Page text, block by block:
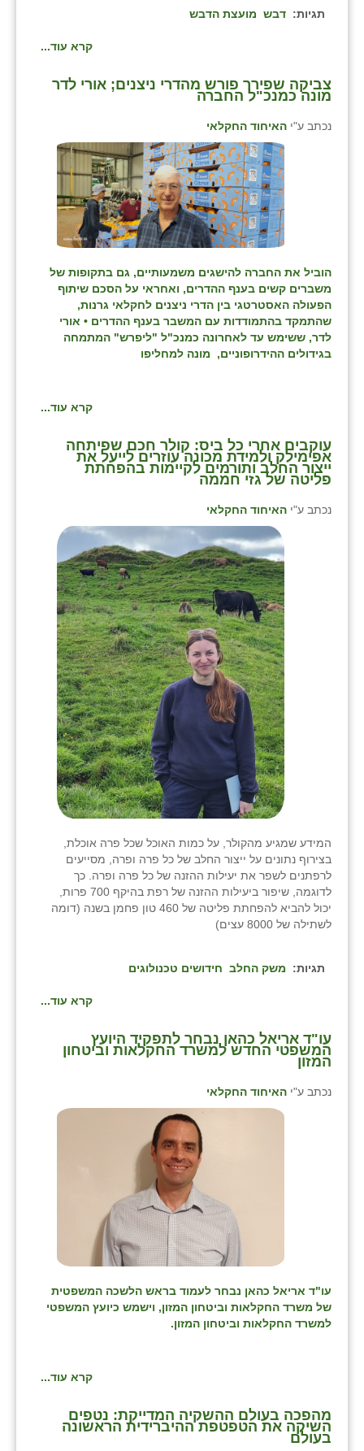
תגיות: דבש מועצת הדבש
קרא עוד...
צביקה שפירר פורש מהדרי ניצנים; אורי לדר
מונה כמנכ"ל החברה
נכתב ע"י האיחוד החקלאי
הוביל את החברה להישגים משמעותיים, גם בתקופות של
משברים קשים בענף ההדרים, ואחראי על הסכם שיתוף
הפעולה האסטרטגי בין הדרי ניצנים לחקלאי גרנות,
שהתמקד בהתמודדות עם המשבר בענף ההדרים • אורי
לדר, ששימש עד לאחרונה כמנכ"ל "ליפרש" המתמחה
בגידולים ההידרופוניים, מונה למחליפו
קרא עוד...
⁨עוקבים אחרי כל ביס: קולר חכם שפיתחה
אפימילק ולמידת מכונה עוזרים לייעל את
ייצור החלב ותורמים לקיימות בהפחתת
פליטה של גזי חממה
נכתב ע"י האיחוד החקלאי
המידע שמגיע מהקולר, על כמות האוכל שכל פרה אוכלת,
בצירוף נתונים על ייצור החלב של כל פרה ופרה, מסייעים
לרפתנים לשפר את יעילות ההזנה של כל פרה ופרה. כך
לדוגמה, שיפור ביעילות ההזנה של רפת בהיקף 700 פרות,
יכול להביא להפחתת פליטה של 460 טון פחמן בשנה (דומה
לשתילה של 8000 עצים)
תגיות: משק החלב חידושים טכנולוגים
קרא עוד...
עו"ד אריאל כהאן נבחר לתפקיד היועץ
המשפטי החדש למשרד החקלאות וביטחון
המזון
נכתב ע"י האיחוד החקלאי
עו"ד אריאל כהאן נבחר לעמוד בראש הלשכה המשפטית
של משרד החקלאות וביטחון המזון, וישמש כיועץ המשפטי
למשרד החקלאות וביטחון המזון.
קרא עוד...
מהפכה בעולם ההשקיה המדייקת: נטפים
השיקה את הטפטפת ההיברידית הראשונה
בעולם